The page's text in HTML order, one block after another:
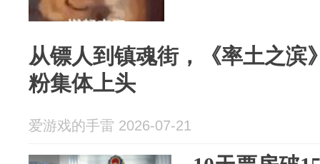
从镖人到镇魂街，《率土之滨
粉集体上头
爱游戏的手雷 2026-07-21